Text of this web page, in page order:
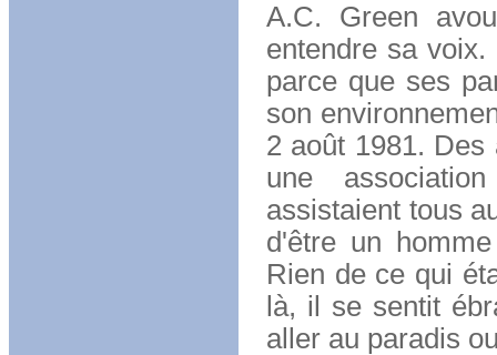
A.C. Green
entendre sa
parce que ses
son
2 août 1981.
une
assistaient tous
d'être un
Rien de ce qui
là, il se sentit
aller au paradis